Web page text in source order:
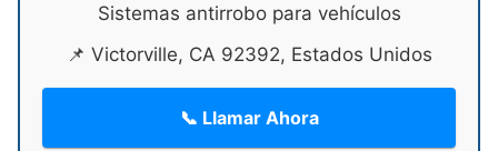
Sistemas antirrobo para vehículos
📌 Victorville, CA 92392, Estados Unidos
📞 Llamar Ahora